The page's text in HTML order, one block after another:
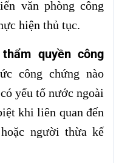
văn phòng công
hiện thủ tục.
quyền công
công chứng nào
yếu tố nước ngoài
khi liên quan đến
người thừa kế